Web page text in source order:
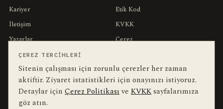
Kariyer
İletişim
Yazarlar
Muhabirler
Editörler
Etik Kod
KVKK
Çerez
Kullanım Şartları
YEREL ARANANLAR
ÇEREZ TERCIHLERI
Sitenin çalışması için zorunlu çerezler her zaman
aktiftir. Ziyaret istatistikleri için onayınızı istiyoruz.
Detaylar için Çerez Politikasıve KVKKsayfalarımıza
göz atın.